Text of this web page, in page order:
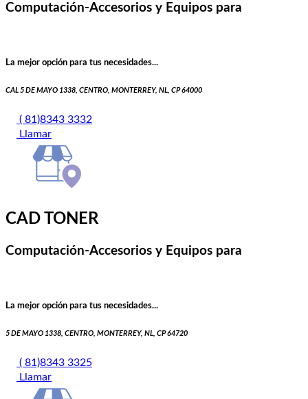
Computación-Accesorios y Equipos para
La mejor opción para tus necesidades...
CAL 5 DE MAYO 1338, CENTRO, MONTERREY, NL, CP 64000
( 81)8343 3332
Llamar
CAD TONER
Computación-Accesorios y Equipos para
La mejor opción para tus necesidades...
5 DE MAYO 1338, CENTRO, MONTERREY, NL, CP 64720
( 81)8343 3325
Llamar